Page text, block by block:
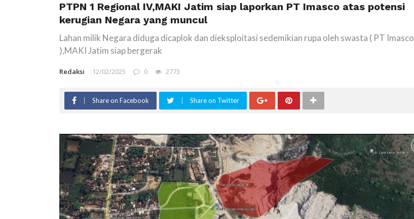
PTPN 1 Regional IV,MAKI Jatim siap laporkan PT Imasco atas potensi
kerugian Negara yang muncul
Lahan milik Negara diduga dicaplok dan dieksploitasi sedemikian rupa oleh swasta ( PT Imasco
),MAKI Jatim siap bergerak
Redaksi 12/02/2025 0 2773
Share on Facebook Share on Twitter